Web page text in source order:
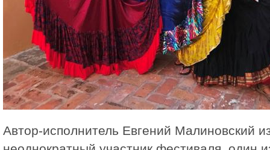
Автор-исполнитель Евгений Малиновский